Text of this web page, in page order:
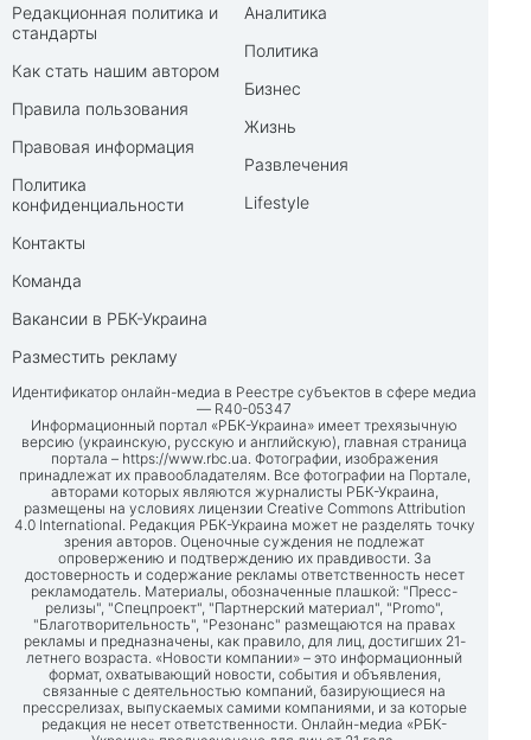
Редакционная политика и
стандарты
Как стать нашим автором
Правила пользования
Правовая информация
Политика
конфиденциальности
Контакты
Команда
Вакансии в РБК-Украина
Разместить рекламу
Аналитика
Политика
Бизнес
Жизнь
Развлечения
Lifestyle
Идентификатор онлайн-медиа в Реестре субъектов в сфере медиа
— R40-05347
Информационный портал «РБК-Украина» имеет трехязычную
версию (украинскую, русскую и английскую), главная страница
портала – https://www.rbc.ua . Фотографии, изображения
принадлежат их правообладателям. Все фотографии на Портале,
авторами которых являются журналисты РБК-Украина,
размещены на условиях лицензии Creative Commons Attribution
4.0 International. Редакция РБК-Украина может не разделять точку
зрения авторов. Оценочные суждения не подлежат
опровержению и подтверждению их правдивости. За
достоверность и содержание рекламы ответственность несет
рекламодатель. Материалы, обозначенные плашкой: "Пресс-
релизы", "Спецпроект", "Партнерский материал", "Promo",
"Благотворительность", "Резонанс" размещаются на правах
рекламы и предназначены, как правило, для лиц, достигших 21-
летнего возраста. «Новости компании» – это информационный
формат, охватывающий новости, события и объявления,
связанные с деятельностью компаний, базирующиеся на
прессрелизах, выпускаемых самими компаниями, и за которые
редакция не несет ответственности. Онлайн-медиа «РБК-